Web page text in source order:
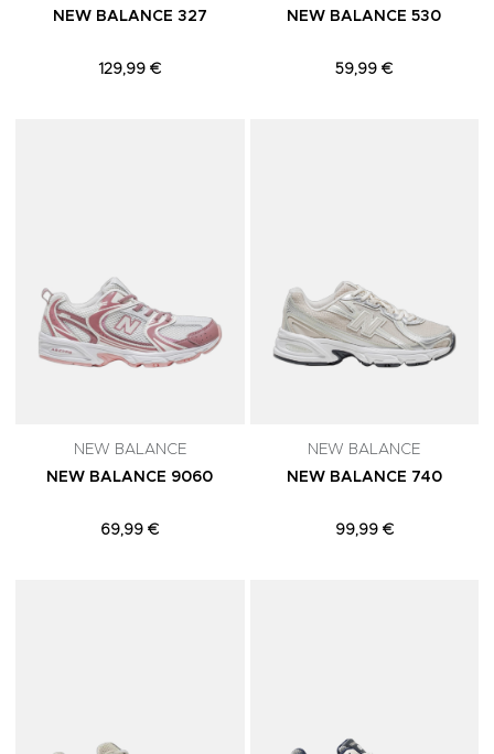
NEW BALANCE 327
129,99 €
NEW BALANCE 530
59,99 €
NEW BALANCE
NEW BALANCE 9060
69,99 €
NEW BALANCE
NEW BALANCE 740
99,99 €